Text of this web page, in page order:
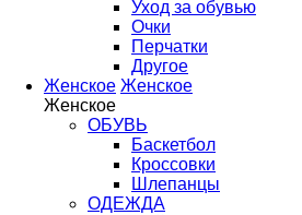
Уход за обувью
Очки
Перчатки
Другое
Женское Женское
Женское
ОБУВЬ
Баскетбол
Кроссовки
Шлепанцы
ОДЕЖДА